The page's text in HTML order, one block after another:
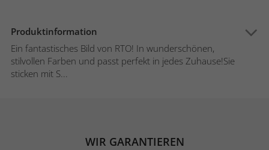
Produktinformation
Ein fantastisches Bild von RTO! In wunderschönen,
stilvollen Farben und passt perfekt in jedes Zuhause!Sie
sticken mit S...
WIR GARANTIEREN